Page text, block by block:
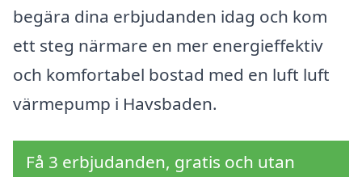
begära dina erbjudanden idag och kom
ett steg närmare en mer energieffektiv
och komfortabel bostad med en luft luft
värmepump i Havsbaden.
Få 3 erbjudanden, gratis och utan